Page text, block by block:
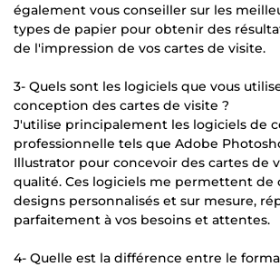
également vous conseiller sur les
types de papier pour obtenir des
de l'impression de vos cartes de visite.
3- Quels sont les logiciels que vous
conception des cartes de visite ?
J'utilise principalement les logiciels de
professionnelle tels que Adobe
Illustrator pour concevoir des cartes de
qualité. Ces logiciels me permettent de
designs personnalisés et sur mesure,
parfaitement à vos besoins et attentes.
4- Quelle est la différence entre le